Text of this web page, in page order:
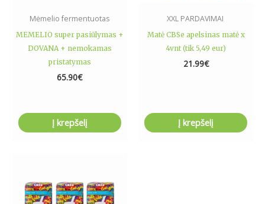
Mėmelio fermentuotas
MEMELIO super pasiūlymas +
DOVANA + nemokamas
pristatymas
65.90€
Į krepšelį
XXL PARDAVIMAI
Matė CBSe apelsinas matė x
4vnt (tik 5,49 eur)
21.99€
Į krepšelį